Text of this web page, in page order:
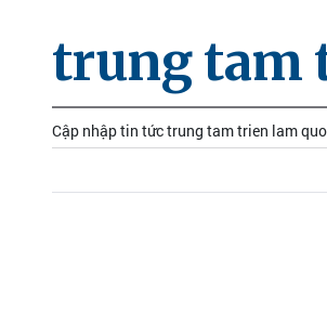
trung tam
Cập nhập tin tức trung tam trien lam